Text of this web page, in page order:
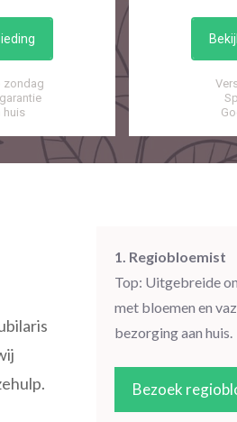
zondag
huis
1. Regiobloemist
Top: Uitgebreide
met bloemen en
bezorging aan huis.
Bezoek